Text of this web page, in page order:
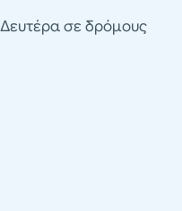
σε δρόμους